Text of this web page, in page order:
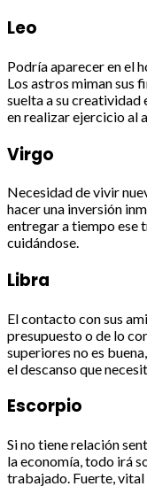
Leo
Podría aparecer en el
Los astros miman sus
suelta a su creatividad
en realizar ejercicio al
Virgo
Necesidad de vivir
hacer una inversión
entregar a tiempo ese
cuidándose.
Libra
El contacto con sus
presupuesto o de lo
superiores no es
el descanso que
Escorpio
Si no tiene relación
la economía, todo irá
trabajado. Fuerte, vital